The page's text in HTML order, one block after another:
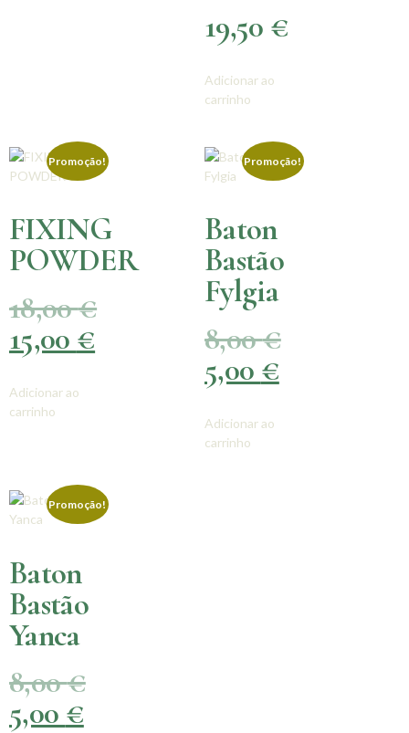
19,50 €
Adicionar ao
carrinho
Promoção!
FIXING
POWDER
18,00€
15,00 €
Adicionar ao
carrinho
Promoção!
Baton
Bastão
Fylgia
8,00€
5,00 €
Adicionar ao
carrinho
Promoção!
Baton
Bastão
Yanca
8,00€
5,00 €